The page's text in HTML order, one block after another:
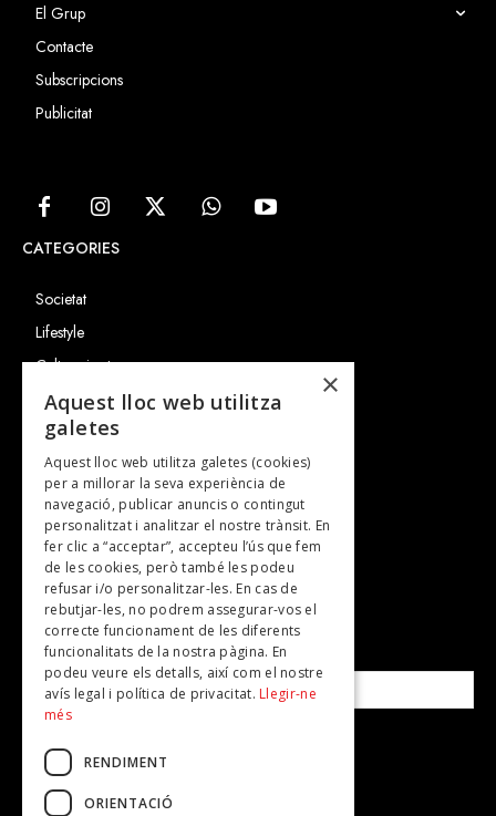
El Grup
Contacte
Subscripcions
Publicitat
CATEGORIES
Societat
Lifestyle
Cultura i art
Entrevistes
Gastronomia
TV
Plans per fer
Revistes
SUBSCRIU-TE A LA NOSTRA NEWSLETTER!
Correu electrònic*
Accepto lapolítica de privacitat
×
Aquest lloc web utilitza
galetes
Aquest lloc web utilitza galetes (cookies)
per a millorar la seva experiència de
navegació, publicar anuncis o contingut
personalitzat i analitzar el nostre trànsit. En
fer clic a “acceptar”, accepteu l’ús que fem
de les cookies, però també les podeu
refusar i/o personalitzar-les. En cas de
rebutjar-les, no podrem assegurar-vos el
correcte funcionament de les diferents
funcionalitats de la nostra pàgina. En
podeu veure els detalls, així com el nostre
avís legal i política de privacitat. Llegir-ne
més
RENDIMENT
ORIENTACIÓ